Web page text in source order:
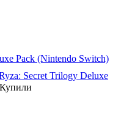
Pack (Nintendo Switch)
Secret Trilogy Deluxe
Купили